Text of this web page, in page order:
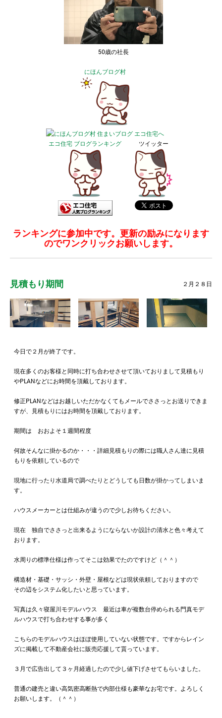
50歳の社長
にほんブログ村
エコ住宅 ブログランキング ツイッター
ランキングに参加中です。更新の励みになります
のでワンクリックお願いします。
見積もり期間 ２月２８日
今日で２月が終了です。
現在多くのお客様と同時に打ち合わせさせて頂いておりまして見積もり
やPLANなどにお時間を頂戴しております。
修正PLANなどはお越しいただかなくてもメールでささっとお送りできま
すが、見積もりにはお時間を頂戴しております。
期間は おおよそ１週間程度
何故そんなに掛かるのか・・・詳細見積もりの際には職人さん達に見積
もりを依頼しているので
現地に行ったり水道局で調べたりとどうしても日数が掛かってしまいま
す。
ハウスメーカーとは仕組みが違うので少しお待ちください。
現在 独自でささっと出来るようにならないか設計の清水と色々考えて
おります。
水周りの標準仕様は作ってそこは効果でたのですけど（＾＾）
構造材・基礎・サッシ・外壁・屋根などは現状依頼しておりますので
その辺をシステム化したいと思っています。
写真は久々寝屋川モデルハウス 最近は車が複数台停められる門真モデ
ルハウスで打ち合わせする事が多く
こちらのモデルハウスはほぼ使用していない状態です。ですからレイン
ズに掲載して不動産会社に販売応援して貰っています。
３月で広告出して３ヶ月経過したので少し値下げさせてもらいました。
普通の建売と違い高気密高断熱で内部仕様も豪華なお宅です。よろしく
お願いします。（＾＾）